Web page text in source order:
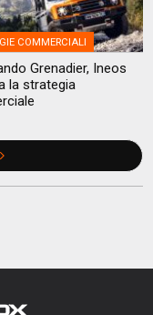
COMMERCIALI
Grenadier, Ineos
la strategia